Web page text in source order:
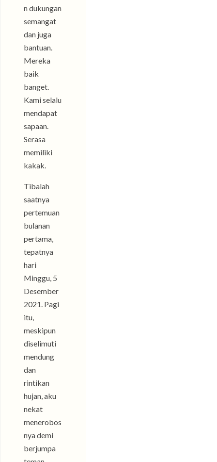
n dukungan
semangat
dan juga
bantuan.
Mereka
baik
banget.
Kami selalu
mendapat
sapaan.
Serasa
memiliki
kakak.
Tibalah
saatnya
pertemuan
bulanan
pertama,
tepatnya
hari
Minggu, 5
Desember
2021. Pagi
itu,
meskipun
diselimuti
mendung
dan
rintikan
hujan, aku
nekat
menerobos
nya demi
berjumpa